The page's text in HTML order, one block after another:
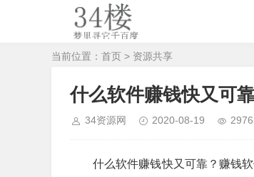
当前位置： 首页 > 资源共享
什么软件赚钱快又可
34资源网 2020-08-19 2976
什么软件赚钱快又可靠？赚钱